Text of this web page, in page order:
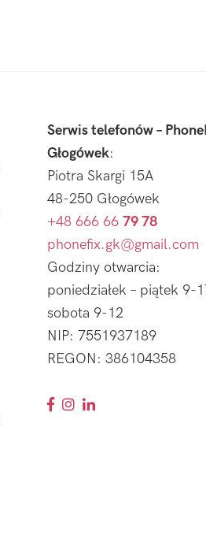
Serwis telefonów –
Głogówek:
Piotra Skargi 15A
48-250 Głogówek
+48 666 66 79 78
phonefix.gk@gmail.com
Godziny otwarcia:
poniedziałek – piątek 9-
sobota 9-12
NIP: 7551937189
REGON: 386104358